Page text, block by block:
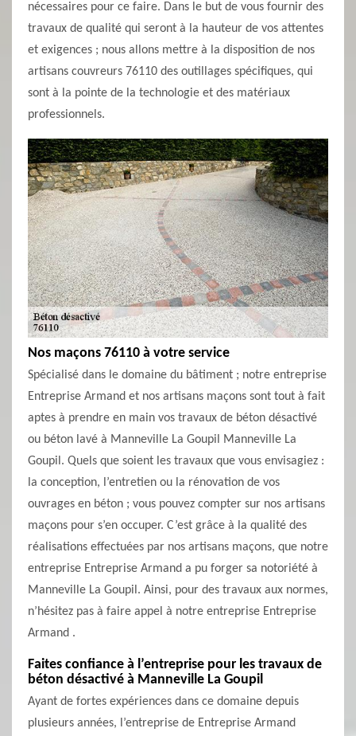
nécessaires pour ce faire. Dans le but de vous fournir des
travaux de qualité qui seront à la hauteur de vos attentes
et exigences ; nous allons mettre à la disposition de nos
artisans couvreurs 76110 des outillages spécifiques, qui
sont à la pointe de la technologie et des matériaux
professionnels.
Nos maçons 76110 à votre service
Spécialisé dans le domaine du bâtiment ; notre entreprise
Entreprise Armand et nos artisans maçons sont tout à fait
aptes à prendre en main vos travaux de béton désactivé
ou béton lavé à Manneville La Goupil Manneville La
Goupil. Quels que soient les travaux que vous envisagiez :
la conception, l’entretien ou la rénovation de vos
ouvrages en béton ; vous pouvez compter sur nos artisans
maçons pour s’en occuper. C’est grâce à la qualité des
réalisations effectuées par nos artisans maçons, que notre
entreprise Entreprise Armand a pu forger sa notoriété à
Manneville La Goupil. Ainsi, pour des travaux aux normes,
n’hésitez pas à faire appel à notre entreprise Entreprise
Armand .
Faites confiance à l’entreprise pour les travaux de
béton désactivé à Manneville La Goupil
Ayant de fortes expériences dans ce domaine depuis
plusieurs années, l’entreprise de Entreprise Armand